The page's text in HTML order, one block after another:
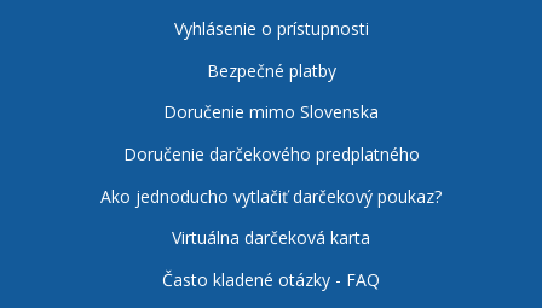
Vyhlásenie o prístupnosti
Bezpečné platby
Doručenie mimo Slovenska
Doručenie darčekového predplatného
Ako jednoducho vytlačiť darčekový poukaz?
Virtuálna darčeková karta
Často kladené otázky - FAQ